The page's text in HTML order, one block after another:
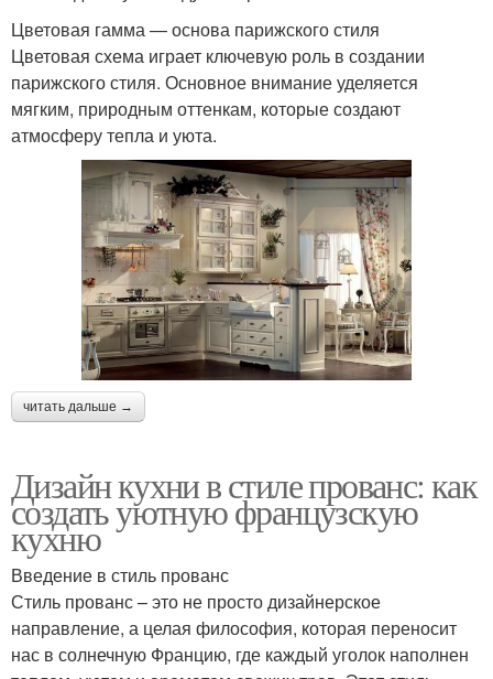
Цветовая гамма — основа парижского стиля
Цветовая схема играет ключевую роль в создании
парижского стиля. Основное внимание уделяется
мягким, природным оттенкам, которые создают
атмосферу тепла и уюта.
читать дальше →
Дизайн кухни в стиле прованс: как
создать уютную французскую
кухню
Введение в стиль прованс
Стиль прованс – это не просто дизайнерское
направление, а целая философия, которая переносит
нас в солнечную Францию, где каждый уголок наполнен